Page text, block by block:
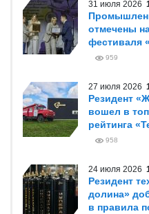
31 июля 2026
отмечены
фестиваля
959
27 июля 2026
Резидент
вошел в
рейтинга
958
24 июля 2026
Резидент
долина»
в правила